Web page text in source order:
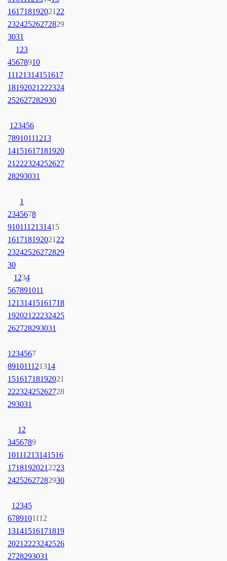
161718192021 22
23242526272829
3031
1 23
45678910
11121314151617
18192021 222324
252627282930
1 23456
78910111213
14151617181920
21 222324252627
28293031
1
2345678
9101112131415
161718192021 22
23242526272829
30
1 234
567891011
12131415161718
192021 22232425
262728293031
1 234567
891011121314
15161718192021
22232425262728
293031
1 2
3456789
10111213141516
1718192021 2223
24252627282930
1 2345
6789101112
13141516171819
2021 2223242526
2728293031